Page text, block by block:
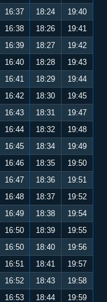
16:37 18:24
19:40
16:38 18:26
19:41
16:39 18:27
19:42
16:40 18:28
19:43
16:41 18:29
19:44
16:42 18:30
19:45
16:43 18:31
19:47
16:44 18:32
19:48
16:45 18:34
19:49
16:46 18:35
19:50
16:47 18:36
19:51
16:48 18:37
19:52
16:49 18:38
19:54
16:50 18:39
19:55
16:50 18:40
19:56
16:51 18:41
19:57
16:52 18:43
19:58
16:53 18:44
19:59